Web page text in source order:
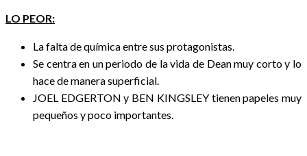
LO PEOR:
La falta de química entre sus protagonistas.
Se centra en un periodo de la vida de Dean muy corto y lo
hace de manera superficial.
JOEL EDGERTON y BEN KINGSLEY tienen papeles muy
pequeños y poco importantes.